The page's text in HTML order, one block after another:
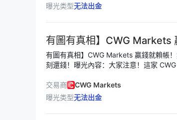
曝光类型无法出金
有圖有真相】CWG Markets
有圖有真相】CWG Markets 贏錢就賴帳
刻還錢！曝光內容：大家注意！這家
方黑箱作業，在沒有任何實質證據的情況
USD（約合台幣百萬）！ 為了保護隱私，以下公開部分去個資化的帳戶資訊與惡行時
易帳戶 (MT4)： 667***** 遭黑箱扣除金額：
交易商
CWG Markets
曝光类型无法出金